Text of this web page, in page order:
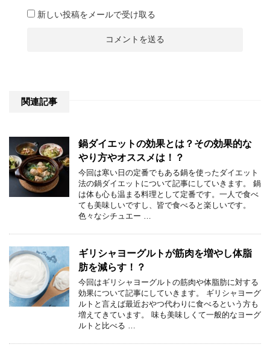
新しい投稿をメールで受け取る
関連記事
鍋ダイエットの効果とは？その効果的な
やり方やオススメは！？
今回は寒い日の定番でもある鍋を使ったダイエット
法の鍋ダイエットについて記事にしていきます。 鍋
は体も心も温まる料理として定番です。一人で食べ
ても美味しいですし、皆で食べると楽しいです。
色々なシチュエー …
ギリシャヨーグルトが筋肉を増やし体脂
肪を減らす！？
今回はギリシャヨーグルトの筋肉や体脂肪に対する
効果について記事にしていきます。 ギリシャヨーグ
ルトと言えば最近おやつ代わりに食べるという方も
増えてきています。 味も美味しくて一般的なヨーグ
ルトと比べる …